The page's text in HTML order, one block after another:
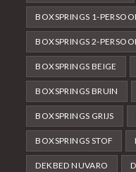
BOXSPRINGS 1-
BOXSPRINGS 2-
BOXSPRINGS BEIGE
BOXSPRINGS BRUIN
BOXSPRINGS GRIJS
BOXSPRINGS STOF
DEKBED NUVARO